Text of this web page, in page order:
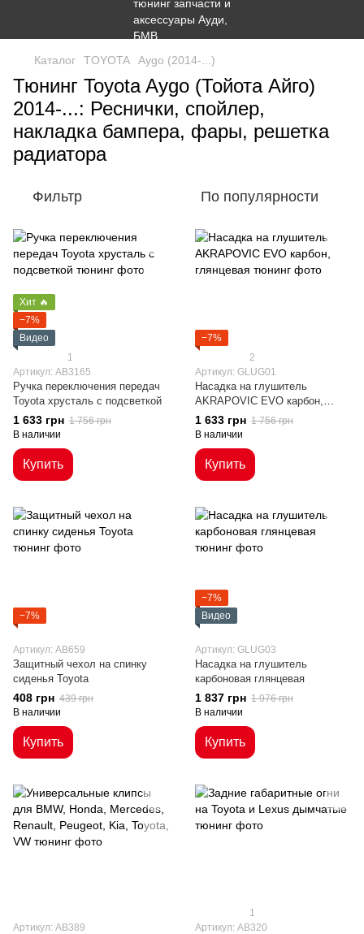
Каталог TOYOTA Aygo (2014-...)
Тюнинг Toyota Aygo (Тойота Айго)
2014-...: Реснички, спойлер,
накладка бампера, фары, решетка
радиатора
Фильтр По популярности
Хит 🔥
−7%
Видео
1
Артикул: AB3165
Ручка переключения передач
Toyota хрусталь с подсветкой
1 633 грн 1 756 грн
В наличии
Купить
−7%
2
Артикул: GLUG01
Насадка на глушитель
AKRAPOVIC EVO карбон,
глянцевая
1 633 грн 1 756 грн
В наличии
Купить
−7%
Артикул: AB659
Защитный чехол на спинку
сиденья Toyota
408 грн 439 грн
В наличии
Купить
−7%
Видео
Артикул: GLUG03
Насадка на глушитель
карбоновая глянцевая
1 837 грн 1 976 грн
В наличии
Купить
Артикул: AB389
1
Артикул: AB320